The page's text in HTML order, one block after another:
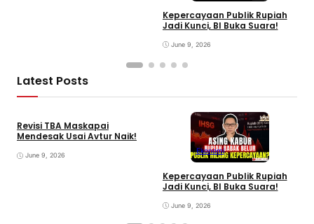
Kepercayaan Publik Rupiah
Jadi Kunci, BI Buka Suara!
June 9, 2026
Latest Posts
Revisi TBA Maskapai
Mendesak Usai Avtur Naik!
June 9, 2026
Ekonomi
Kepercayaan Publik Rupiah
Jadi Kunci, BI Buka Suara!
June 9, 2026